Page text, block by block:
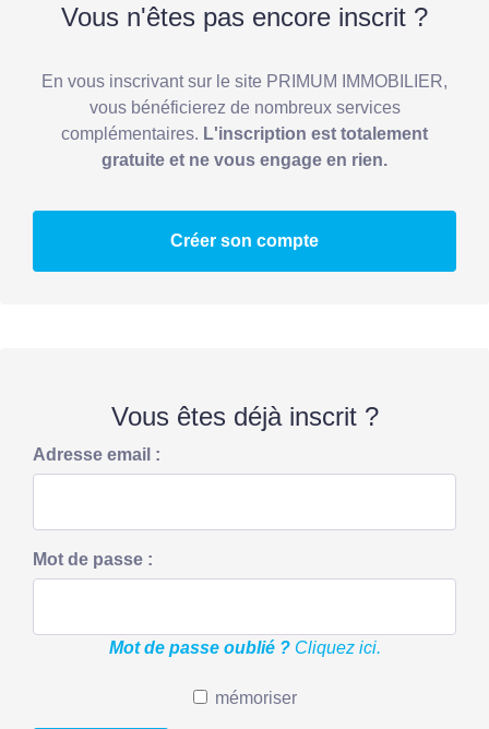
Vous n'êtes pas encore inscrit ?
En vous inscrivant sur le site PRIMUM IMMOBILIER,
vous bénéficierez de nombreux services
complémentaires. L'inscription est totalement
gratuite et ne vous engage en rien.
Créer son compte
Vous êtes déjà inscrit ?
Adresse email :
Mot de passe :
Mot de passe oublié ?Cliquez ici.
mémoriser